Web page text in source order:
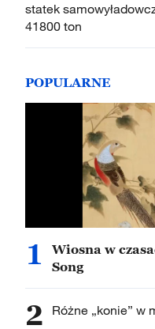
statek
41800 ton
POPULARNE
1
Wiosna w
Song
2 Różne „konie” w